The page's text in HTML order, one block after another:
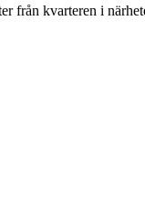
från kvarteren i